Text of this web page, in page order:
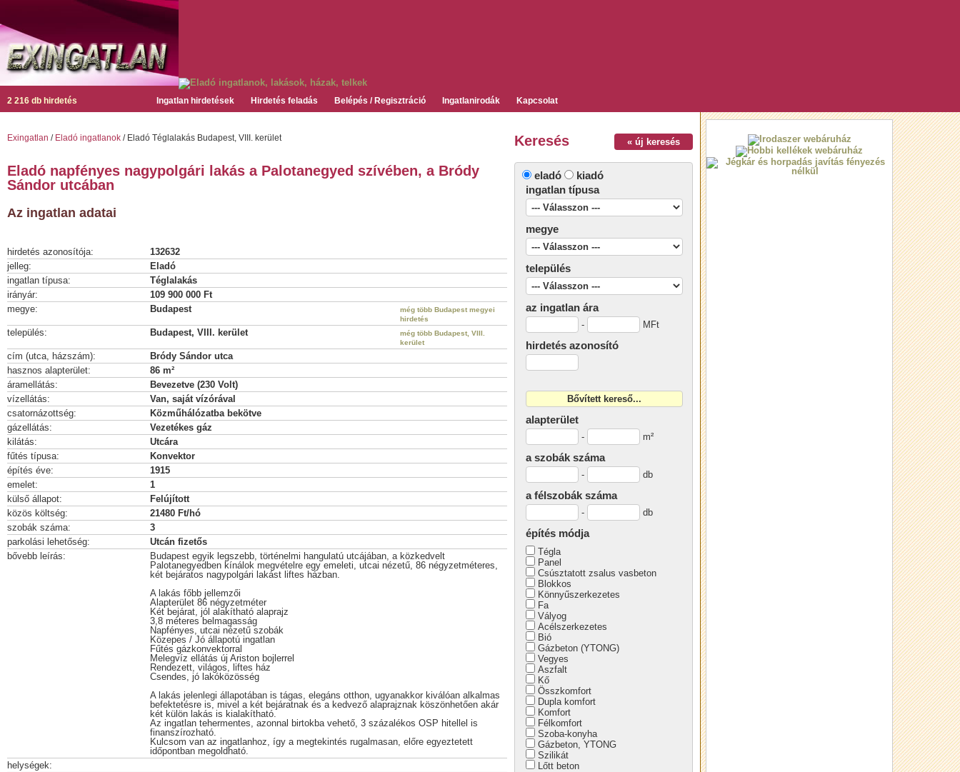
2 216 db hirdetés Ingatlan hirdetések Hirdetés feladás Belépés / Regisztráció Ingatlanirodák Kapcsolat
« új keresés
Keresés
eladó
kiadó
ingatlan típusa
megye
település
az ingatlan ára
- MFt
hirdetés azonosító
alapterület
- m²
a szobák száma
- db
a félszobák száma
- db
építés módja
Tégla
Panel
Csúsztatott zsalus vasbeton
Blokkos
Könnyűszerkezetes
Fa
Vályog
Acélszerkezetes
Bió
Gázbeton (YTONG)
Vegyes
Aszfalt
Kő
Összkomfort
Dupla komfort
Komfort
Félkomfort
Szoba-konyha
Gázbeton, YTONG
Szilikát
Lőtt beton
Exingatlan / Eladó ingatlanok / Eladó Téglalakás Budapest, VIII. kerület
Eladó napfényes nagypolgári lakás a Palotanegyed szívében, a Bródy
Sándor utcában
Az ingatlan adatai
hirdetés azonosítója:
132632
jelleg:
Eladó
ingatlan típusa:
Téglalakás
irányár:
109 900 000 Ft
megye:
Budapest
még több Budapest megyei
hirdetés
település: Budapest, VIII. kerület
még több Budapest, VIII.
kerület
cím (utca, házszám):
Bródy Sándor utca
hasznos alapterület:
86 m²
áramellátás:
Bevezetve (230 Volt)
vízellátás:
Van, saját vízórával
csatornázottség:
Közműhálózatba bekötve
gázellátás:
Vezetékes gáz
kilátás:
Utcára
fűtés típusa:
Konvektor
építés éve:
1915
emelet:
1
külső állapot:
Felújított
közös költség:
21480 Ft/hó
szobák száma:
3
parkolási lehetőség:
Utcán fizetős
bővebb leírás:
Budapest egyik legszebb, történelmi hangulatú utcájában, a közkedvelt
Palotanegyedben kínálok megvételre egy emeleti, utcai nézetű, 86 négyzetméteres,
két bejáratos nagypolgári lakást liftes házban.
A lakás főbb jellemzői
Alapterület 86 négyzetméter
Két bejárat, jól alakítható alaprajz
3,8 méteres belmagasság
Napfényes, utcai nézetű szobák
Közepes / Jó állapotú ingatlan
Fűtés gázkonvektorral
Melegvíz ellátás új Ariston bojlerrel
Rendezett, világos, liftes ház
Csendes, jó lakóközösség
A lakás jelenlegi állapotában is tágas, elegáns otthon, ugyanakkor kiválóan alkalmas
befektetésre is, mivel a két bejáratnak és a kedvező alaprajznak köszönhetően akár
két külön lakás is kialakítható.
Az ingatlan tehermentes, azonnal birtokba vehető, 3 százalékos OSP hitellel is
finanszírozható.
Kulcsom van az ingatlanhoz, így a megtekintés rugalmasan, előre egyeztetett
időpontban megoldható.
helységek: